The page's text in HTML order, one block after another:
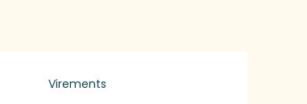
Virements